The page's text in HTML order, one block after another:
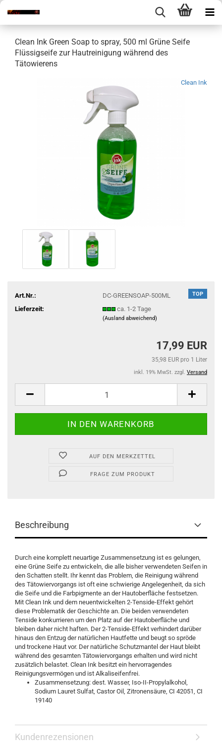
Clean Ink Green Soap to spray, 500 ml Grüne Seife
Flüssigseife zur Hautreinigung während des
Tätowierens
Clean Ink
TOP
Art.Nr.:
DC-GREENSOAP-500ML
Lieferzeit:
ca. 1-2 Tage
(Ausland abweichend)
17,99 EUR
35,98 EUR pro 1 Liter
inkl. 19% MwSt. zzgl. Versand
AUF DEN MERKZETTEL
FRAGE ZUM PRODUKT
Beschreibung
Durch eine komplett neuartige Zusammensetzung ist es gelungen,
eine Grüne Seife zu entwickeln, die alle bisher verwendeten Seifen in
den Schatten stellt. Ihr kennt das Problem, die Reinigung während
des Tätowiervorgangs ist oft eine schwierige Angelegenheit, da sich
die Seife und die Farbpigmente an der Hautoberfläche festsetzen.
Mit Clean Ink und dem neuentwickelten 2-Tenside-Effekt gehört
diese Problematik der Geschichte an. Die beiden verwendeten
Tenside konkurrieren um den Platz auf der Hautoberfläche und
bleiben daher nicht haften. Der 2-Tenside-Effekt verhindert darüber
hinaus den Entzug der natürlichen Hautfette und beugt so spröde
und trockene Haut vor. Der natürliche Schutzmantel der Haut bleibt
während des gesamten Tätowiervorgangs erhalten und wird nicht
zusätzlich belastet. Clean Ink besitzt ein hervorragendes
Reinigungsvermögen und ist Alkaliseifenfrei.
Zusammensetzung: dest. Wasser, Iso-II-Propylalkohol,
Sodium Lauret Sulfat, Castor Oil, Zitronensäure, CI 42051, CI
19140
Kundenrezensionen